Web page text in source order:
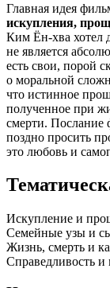
Главная идея
искупления,
Ким Ён-хва хотел
не является
есть свои, порой
о моральной
что истинное
полученное при
смерти. Послание
поздно просить
это любовь и
Искупление и
Семейные узы и
Жизнь, смерть и
Справедливость и